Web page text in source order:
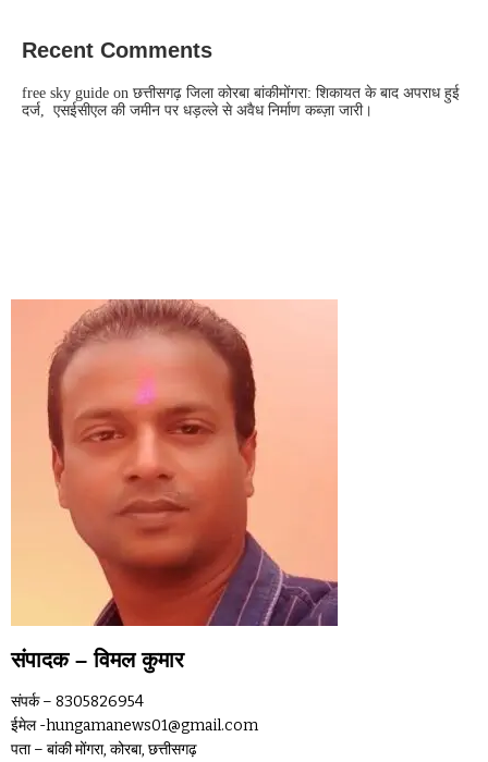
Recent Comments
free sky guide on छत्तीसगढ़ जिला कोरबा बांकीमोंगरा: शिकायत के बाद अपराध हुई
दर्ज, एसईसीएल की जमीन पर धड़ल्ले से अवैध निर्माण कब्ज़ा जारी।
संपादक – विमल कुमार
संपर्क – 8305826954
ईमेल -hungamanews01@gmail.com
पता – बांकी मोंगरा, कोरबा, छत्तीसगढ़